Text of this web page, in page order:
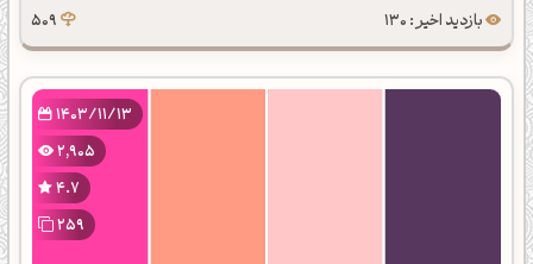
بازدید اخیر : 130 509
1403/11/13
2,905
4.7
259